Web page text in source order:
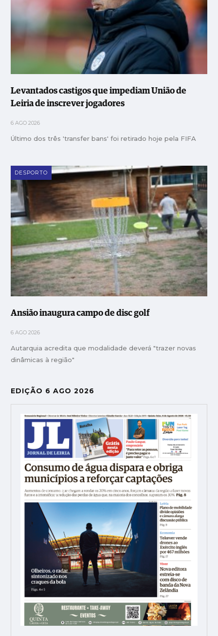
Levantados castigos que impediam União de
Leiria de inscrever jogadores
6 AGO 2026
Último dos três 'transfer bans' foi retirado hoje pela FIFA
DESPORTO
Ansião inaugura campo de disc golf
6 AGO 2026
Autarquia acredita que modalidade deverá "trazer novas
dinâmicas à região"
EDIÇÃO 6 AGO 2026